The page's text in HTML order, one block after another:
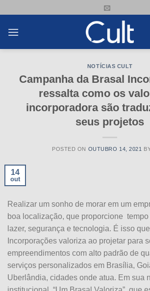
content
NOTÍCIAS CULT
Campanha da Brasal
ressalta como os
incorporadora são
seus projetos
POSTED ON OUTUBRO 14, 2021
14
out
Realizar um sonho de morar em um
boa localização, que proporcione tempo
lazer, segurança e tecnologia. É isso
Incorporações valoriza ao projetar para
empreendimentos com alto padrão de
serviços personalizados em Brasília,
Uberlândia, cidades onde atua. Em sua